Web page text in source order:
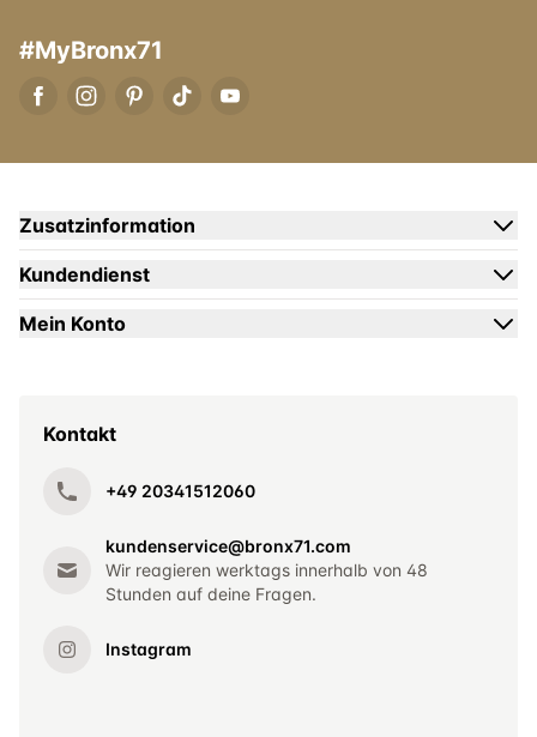
#MyBronx71
Zusatzinformation
Kundendienst
Mein Konto
Kontakt
+49 20341512060
kundenservice@bronx71.com
Wir reagieren werktags innerhalb von 48
Stunden auf deine Fragen.
Instagram